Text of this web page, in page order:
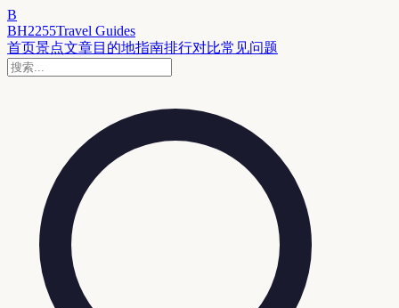
B
BH2255Travel Guides
首页景点文章目的地指南排行对比常见问题